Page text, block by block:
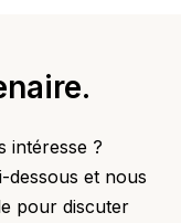
intéresse ?
dessous et nous
pour discuter